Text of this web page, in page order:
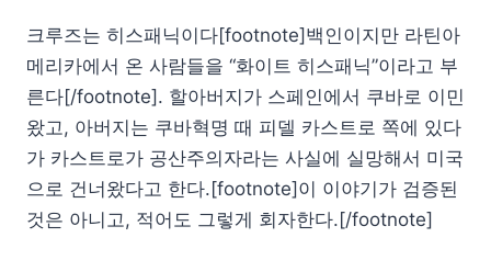
크루즈는 히스패닉이다[footnote]백인이지만 라틴아
메리카에서 온 사람들을 “화이트 히스패닉”이라고 부
른다[/footnote]. 할아버지가 스페인에서 쿠바로 이민
왔고, 아버지는 쿠바혁명 때 피델 카스트로 쪽에 있다
가 카스트로가 공산주의자라는 사실에 실망해서 미국
으로 건너왔다고 한다.[footnote]이 이야기가 검증된
것은 아니고, 적어도 그렇게 회자한다.[/footnote]